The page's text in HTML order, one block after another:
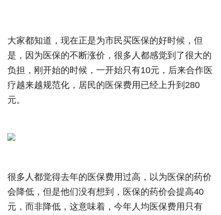
大家都知道，现在正是为市民买医保的好时候，但
是，因为医保的不断涨价，很多人都感觉到了很大的
负担，刚开始的时候，一开始只有10元，后来合作医
疗越来越规范化，居民的医保费用已经上升到280
元。
很多人都觉得去年的医保费用过高，以为医保的药价
会降低，但是他们没有想到，医保的药价会提高40
元，而非降低，这意味着，今年人均医保费用只有